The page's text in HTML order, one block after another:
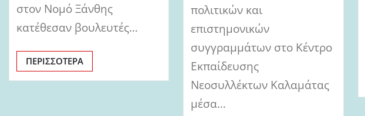
στον Νομό Ξάνθης
κατέθεσαν βουλευτές…
ΠΕΡΙΣΣΌΤΕΡΑ
πολιτικών και
επιστημονικών
συγγραμμάτων στο Κέντρο
Εκπαίδευσης
Νεοσυλλέκτων Καλαμάτας
μέσα…